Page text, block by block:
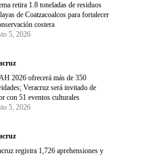
retira 1.8 toneladas de residuos
de Coatzacoalcos para fortalecer
costera
5, 2026
2026 ofrecerá más de 350
Veracruz será invitado de
con 51 eventos culturales
5, 2026
registra 1,726 aprehensiones y